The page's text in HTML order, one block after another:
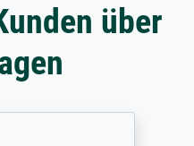
über